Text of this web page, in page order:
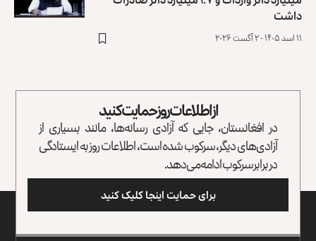
داشت
۱۱ اسد ۱۴۰۵ - ۲ آگست ۲۰۲۶
از اطلاعات روز حمایت کنید
در افغانستان، جایی که آزادی رسانه‌ها، مانند بسیاری از
آزادی‌های دیگر، سرکوب شده است، اطلاعات روز به ایستادگی
در برابر سرکوب ادامه می‌دهد.
برای حمایت اینجا کلیک کنید